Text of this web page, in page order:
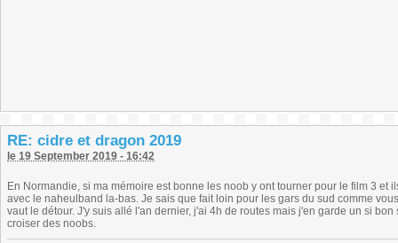
RE: cidre et dragon 2019
le 19 September 2019 - 16:42
En Normandie, si ma mémoire est bonne les noob y ont tourner pour le film 3
avec le naheulband la-bas. Je sais que fait loin pour les gars du sud comme
vaut le détour. J'y suis allé l'an dernier, j'ai 4h de routes mais j'en garde un si
croiser des noobs.